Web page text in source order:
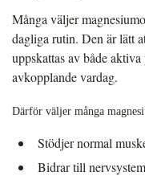
Många väljer
dagliga rutin. Den är lätt
uppskattas av både
avkopplande vardag.
Därför väljer många
Stödjer normal
Bidrar till